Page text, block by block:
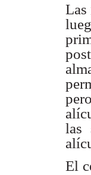
Las
las
El